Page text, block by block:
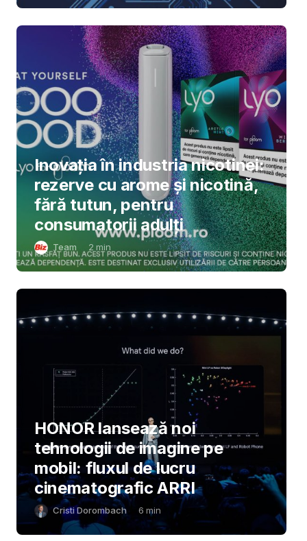
Inovația în industria nicotinei:
rezerve cu arome și nicotină,
fără tutun, pentru
consumatorii adulți
Team 2 min
HONOR lansează noi
tehnologii de imagine pe
mobil: fluxul de lucru
cinematografic ARRI
Cristi Dorombach 6 min